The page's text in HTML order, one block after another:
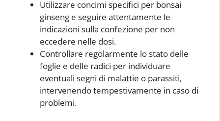
Utilizzare concimi specifici per bonsai
ginseng e seguire attentamente le
indicazioni sulla confezione per non
eccedere nelle dosi.
Controllare regolarmente lo stato delle
foglie e delle radici per individuare
eventuali segni di malattie o parassiti,
intervenendo tempestivamente in caso di
problemi.